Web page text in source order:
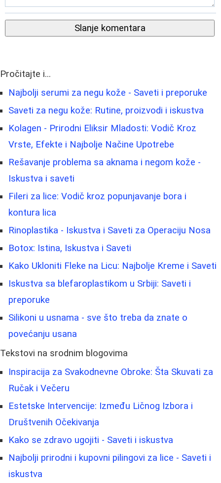
Slanje komentara
Pročitajte i...
Najbolji serumi za negu kože - Saveti i preporuke
Saveti za negu kože: Rutine, proizvodi i iskustva
Kolagen - Prirodni Eliksir Mladosti: Vodič Kroz
Vrste, Efekte i Najbolje Načine Upotrebe
Rešavanje problema sa aknama i negom kože -
Iskustva i saveti
Fileri za lice: Vodič kroz popunjavanje bora i
kontura lica
Rinoplastika - Iskustva i Saveti za Operaciju Nosa
Botox: Istina, Iskustva i Saveti
Kako Ukloniti Fleke na Licu: Najbolje Kreme i Saveti
Iskustva sa blefaroplastikom u Srbiji: Saveti i
preporuke
Silikoni u usnama - sve što treba da znate o
povećanju usana
Tekstovi na srodnim blogovima
Inspiracija za Svakodnevne Obroke: Šta Skuvati za
Ručak i Večeru
Estetske Intervencije: Između Ličnog Izbora i
Društvenih Očekivanja
Kako se zdravo ugojiti - Saveti i iskustva
Najbolji prirodni i kupovni pilingovi za lice - Saveti i
iskustva